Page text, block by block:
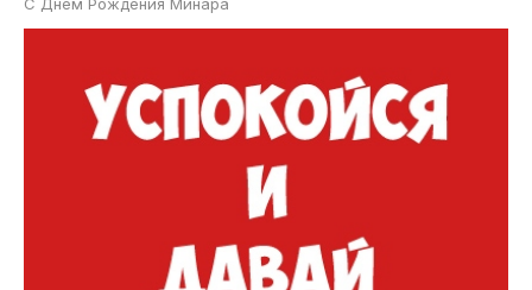
С Днем Рождения Минара